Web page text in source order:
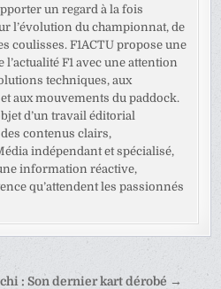
un regard à la fois
l’évolution du championnat, de
coulisses. F1ACTU propose une
F1 avec une attention
techniques, aux
aux mouvements du paddock.
d’un travail éditorial
contenus clairs,
indépendant et spécialisé,
information réactive,
qu’attendent les passionnés
: Son dernier kart dérobé →